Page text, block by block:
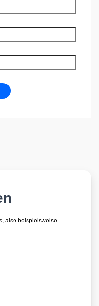
also beispielsweise